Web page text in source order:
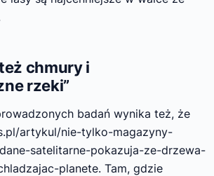
chmury i
rzeki”
badań wynika też, że
artykul/nie-tylko-magazyny-
satelitarne-pokazuja-ze-drzewa-
planete. Tam, gdzie